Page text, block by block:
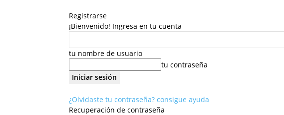
Registrarse
¡Bienvenido! Ingresa en tu cuenta
tu nombre de usuario
tu contraseña
¿Olvidaste tu contraseña? consigue ayuda
Recuperación de contraseña